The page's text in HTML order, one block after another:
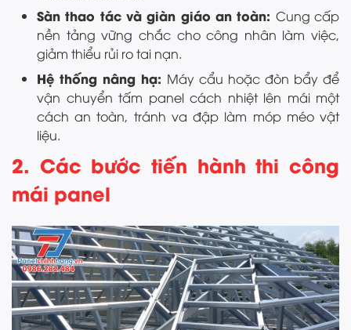
Sàn thao tác và giàn giáo an toàn: Cung cấp
nền tảng vững chắc cho công nhân làm việc,
giảm thiểu rủi ro tai nạn.
Hệ thống nâng hạ: Máy cẩu hoặc đòn bẩy để
vận chuyển tấm panel cách nhiệt lên mái một
cách an toàn, tránh va đập làm móp méo vật
liệu.
2. Các bước tiến hành thi công
mái panel